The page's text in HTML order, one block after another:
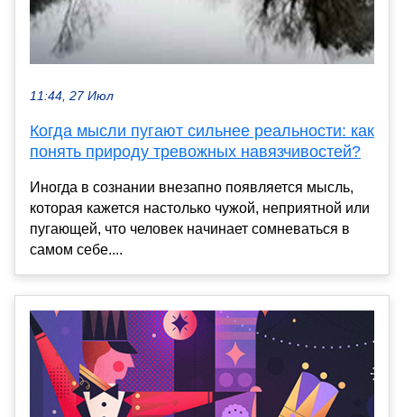
11:44, 27 Июл
Когда мысли пугают сильнее реальности: как
понять природу тревожных навязчивостей?
Иногда в сознании внезапно появляется мысль,
которая кажется настолько чужой, неприятной или
пугающей, что человек начинает сомневаться в
самом себе....